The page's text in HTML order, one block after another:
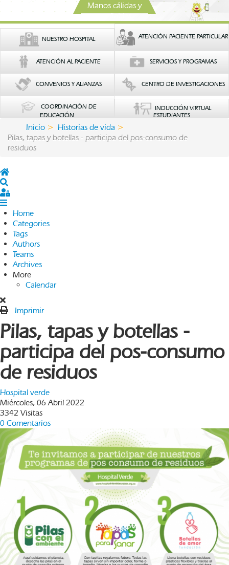
Manos cálidas y
confiables
NUESTRO HOSPITAL ATENCIÓN PACIENTE PARTICULAR
ATENCIÓN AL PACIENTE SERVICIOS Y PROGRAMAS
CONVENIOS Y ALIANZAS CENTRO DE INVESTIGACIONES
COORDINACIÓN DE
EDUCACIÓN
INDUCCIÓN VIRTUAL
ESTUDIANTES
Inicio
Historias de vida
Pilas, tapas y botellas - participa del pos-consumo de
residuos
Home
Sign In
Home
Categories
Tags
Authors
Teams
Archives
More
Calendar
Imprimir
Pilas, tapas y botellas -
participa del pos-consumo
de residuos
Hospital verde
Miércoles, 06 Abril 2022
3342 Visitas
0 Comentarios